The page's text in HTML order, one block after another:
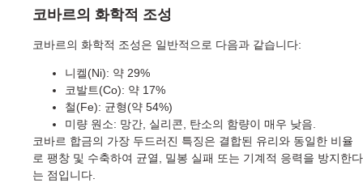
코바르의 화학적 조성
코바르의 화학적 조성은 일반적으로 다음과 같습니다:
니켈(Ni): 약 29%
코발트(Co): 약 17%
철(Fe): 균형(약 54%)
미량 원소: 망간, 실리콘, 탄소의 함량이 매우 낮음.
코바르 합금의 가장 두드러진 특징은 결합된 유리와 동일한 비율
로 팽창 및 수축하여 균열, 밀봉 실패 또는 기계적 응력을 방지한다
는 점입니다.